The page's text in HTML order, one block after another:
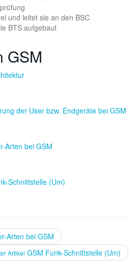
und leitet sie an den BSC
BTS aufgebaut
GSM
der User bzw. Endgeräte bei GSM
Arten bei GSM
Schnittstelle (Um)
Arten bei GSM
Artikel GSM Funk-Schnittstelle (Um)